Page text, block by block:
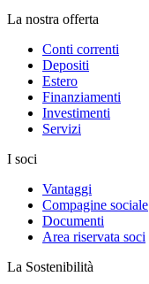
La nostra offerta
Conti correnti
Depositi
Estero
Finanziamenti
Investimenti
Servizi
I soci
Vantaggi
Compagine sociale
Documenti
Area riservata soci
La Sostenibilità